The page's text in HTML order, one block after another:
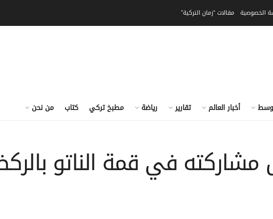
الخصوصية مقالات “زمان التركية”
أخبار العالم تقارير رياضة مطبخ تركي كتاب من نحن
في قمة الناتو